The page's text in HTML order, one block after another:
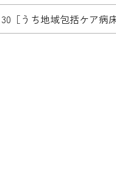
［うち地域包括ケア病